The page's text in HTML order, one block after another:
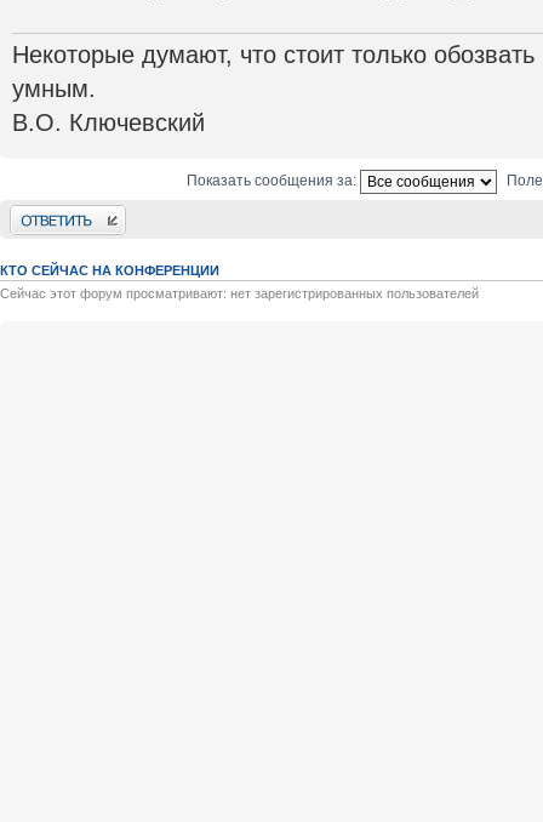
Некоторые думают, что стоит только
умным.
В.О. Ключевский
Показать сообщения за:
Ответить
КТО СЕЙЧАС НА КОНФЕРЕНЦИИ
Сейчас этот форум просматривают: нет зарегистрированных пользователей